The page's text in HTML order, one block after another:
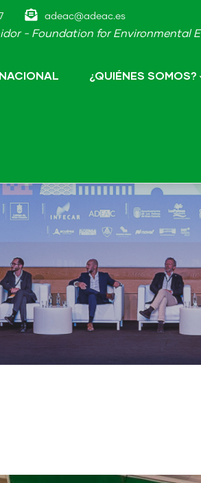
adeac@adeac.es
- Foundation for Environmental
¿QUIÉNES SOMOS?